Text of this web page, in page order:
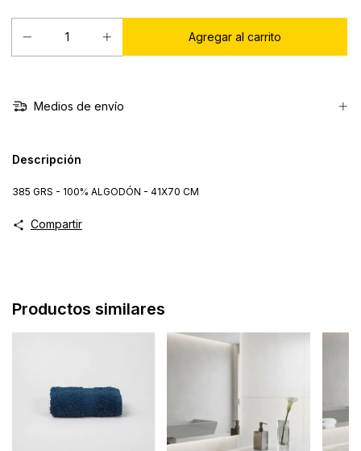
Medios de envío
Descripción
385 GRS - 100% ALGODÓN - 41X70 CM
Compartir
Productos similares